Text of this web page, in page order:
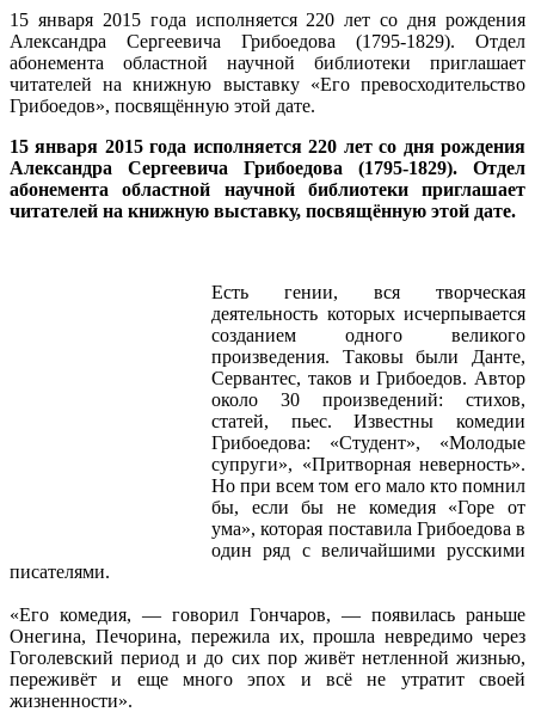
15 января 2015 года исполняется 220 лет со дня рождения
Александра Сергеевича Грибоедова (1795-1829). Отдел
абонемента областной научной библиотеки приглашает
читателей на книжную выставку «Его превосходительство
Грибоедов», посвящённую этой дате.
15 января 2015 года исполняется 220 лет со дня рождения
Александра Сергеевича Грибоедова (1795-1829). Отдел
абонемента областной научной библиотеки приглашает
читателей на книжную выставку, посвящённую этой дате.
Есть гении, вся творческая
деятельность которых исчерпывается
созданием одного великого
произведения. Таковы были Данте,
Сервантес, таков и Грибоедов. Автор
около 30 произведений: стихов,
статей, пьес. Известны комедии
Грибоедова: «Студент», «Молодые
супруги», «Притворная неверность».
Но при всем том его мало кто помнил
бы, если бы не комедия «Горе от
ума», которая поставила Грибоедова в
один ряд с величайшими русскими
писателями.
«Его комедия, — говорил Гончаров, — появилась раньше
Онегина, Печорина, пережила их, прошла невредимо через
Гоголевский период и до сих пор живёт нетленной жизнью,
переживёт и еще много эпох и всё не утратит своей
жизненности».